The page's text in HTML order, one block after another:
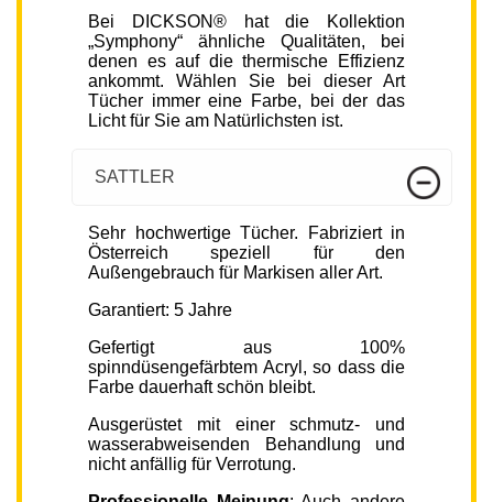
Bei DICKSON® hat die Kollektion
„Symphony“ ähnliche Qualitäten, bei
denen es auf die thermische Effizienz
ankommt. Wählen Sie bei dieser Art
Tücher immer eine Farbe, bei der das
Licht für Sie am Natürlichsten ist.
SATTLER
Sehr hochwertige Tücher. Fabriziert in
Österreich speziell für den
Außengebrauch für Markisen aller Art.
Garantiert: 5 Jahre
Gefertigt aus 100%
spinndüsengefärbtem Acryl, so dass die
Farbe dauerhaft schön bleibt.
Ausgerüstet mit einer schmutz- und
wasserabweisenden Behandlung und
nicht anfällig für Verrotung.